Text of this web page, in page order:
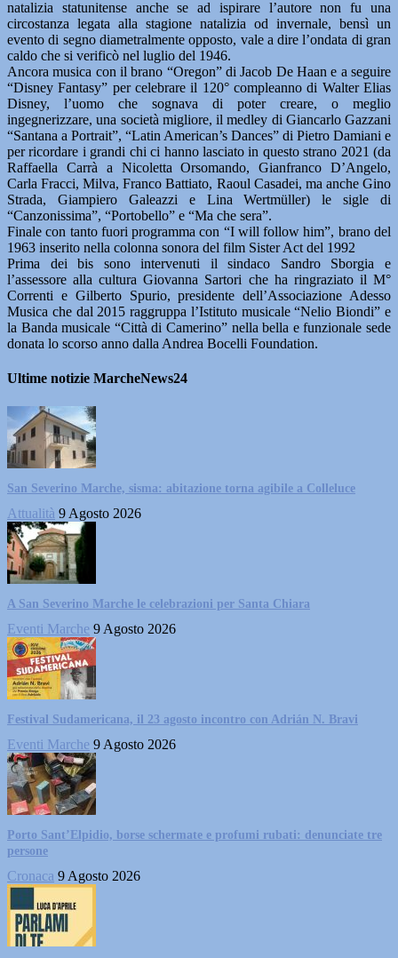
natalizia statunitense anche se ad ispirare l’autore non fu una
circostanza legata alla stagione natalizia od invernale, bensì un
evento di segno diametralmente opposto, vale a dire l’ondata di gran
caldo che si verificò nel luglio del 1946.
Ancora musica con il brano “Oregon” di Jacob De Haan e a seguire
“Disney Fantasy” per celebrare il 120° compleanno di Walter Elias
Disney, l’uomo che sognava di poter creare, o meglio
ingegnerizzare, una società migliore, il medley di Giancarlo Gazzani
“Santana a Portrait”, “Latin American’s Dances” di Pietro Damiani e
per ricordare i grandi chi ci hanno lasciato in questo strano 2021 (da
Raffaella Carrà a Nicoletta Orsomando, Gianfranco D’Angelo,
Carla Fracci, Milva, Franco Battiato, Raoul Casadei, ma anche Gino
Strada, Giampiero Galeazzi e Lina Wertmüller) le sigle di
“Canzonissima”, “Portobello” e “Ma che sera”.
Finale con tanto fuori programma con “I will follow him”, brano del
1963 inserito nella colonna sonora del film Sister Act del 1992
Prima dei bis sono intervenuti il sindaco Sandro Sborgia e
l’assessore alla cultura Giovanna Sartori che ha ringraziato il M°
Correnti e Gilberto Spurio, presidente dell’Associazione Adesso
Musica che dal 2015 raggruppa l’Istituto musicale “Nelio Biondi” e
la Banda musicale “Città di Camerino” nella bella e funzionale sede
donata lo scorso anno dalla Andrea Bocelli Foundation.
Ultime notizie MarcheNews24
San Severino Marche, sisma: abitazione torna agibile a Colleluce
Attualità 9 Agosto 2026
A San Severino Marche le celebrazioni per Santa Chiara
Eventi Marche 9 Agosto 2026
Festival Sudamericana, il 23 agosto incontro con Adrián N. Bravi
Eventi Marche 9 Agosto 2026
Porto Sant’Elpidio, borse schermate e profumi rubati: denunciate tre
persone
Cronaca 9 Agosto 2026